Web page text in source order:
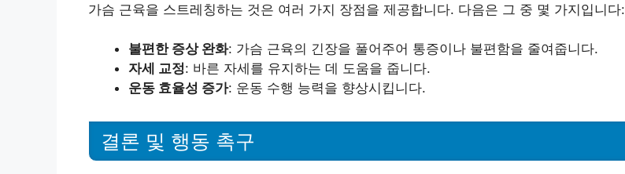
가슴 근육을 스트레칭하는 것은 여러 가지 장점을 제공합니다. 다음은 그 중 몇 가지입니다:
불편한 증상 완화: 가슴 근육의 긴장을 풀어주어 통증이나 불편함을 줄여줍니다.
자세 교정: 바른 자세를 유지하는 데 도움을 줍니다.
운동 효율성 증가: 운동 수행 능력을 향상시킵니다.
결론 및 행동 촉구